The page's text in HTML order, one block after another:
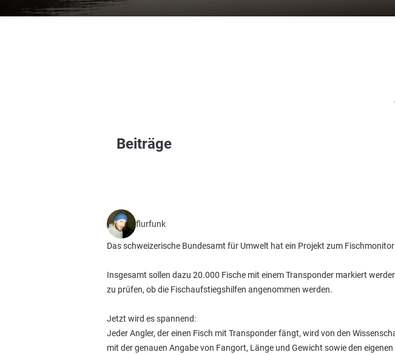
Beiträge
flurfunk
Das schweizerische Bundesamt für Umwelt hat ein Projekt zum
Insgesamt sollen dazu 20.000 Fische mit einem Transponder markiert
zu prüfen, ob die Fischaufstiegshilfen angenommen werden.
Jetzt wird es spannend:
Jeder Angler, der einen Fisch mit Transponder fängt, wird von den
mit der genauen Angabe von Fangort, Länge und Gewicht sowie den